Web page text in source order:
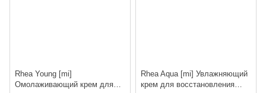
Rhea Young [mi]
Омолаживающий крем для
Rhea Aqua [mi] Увлажняющий
крем для восстановления